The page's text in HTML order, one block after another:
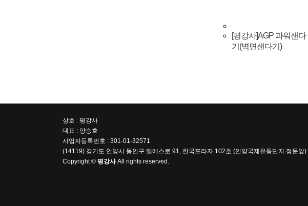
[평강사]AGP 파워샌다
기(벽면샌다기)
상호 : 평강사
대표 : 양승호
사업자등록번호 : 301-01-32571
(14119) 경기도 안양시 동안구 엘에스로 91, 한국프라자 102호 (안양국제유통단지 정문앞)
Copyright © 평강사All rights reserved.